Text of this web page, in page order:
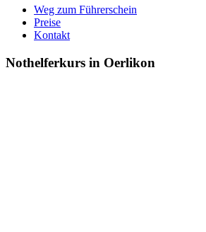
Weg zum Führerschein
Preise
Kontakt
Nothelferkurs in Oerlikon